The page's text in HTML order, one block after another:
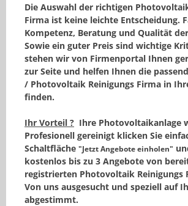
Die Auswahl der richtigen
Firma ist keine leichte Entscheidung.
Kompetenz, Beratung und Qualität
Sowie ein guter Preis sind wichtige
stehen wir von Firmenportal Ihnen
zur Seite und helfen Ihnen die
/ Photovoltaik Reinigungs Firma in
finden.
Ihr Vorteil ? Ihre Photovoltaikanlage
Profesionell gereinigt klicken Sie
Schaltfläche "Jetzt Angebote einholen"
kostenlos bis zu 3 Angebote von
registrierten Photovoltaik Reinigungs
Von uns ausgesucht und speziell auf
abgestimmt.